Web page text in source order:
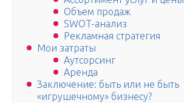
Объем продаж
SWOT-анализ
Рекламная стратегия
Мои затраты
Аутсорсинг
Аренда
Заключение: быть или не быть
«игрушечному» бизнесу?